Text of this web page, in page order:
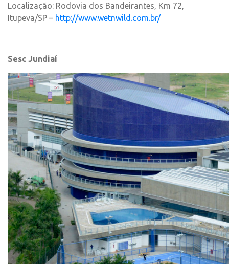
Localização: Rodovia dos Bandeirantes, Km 72,
Itupeva/SP – http://www.wetnwild.com.br/
Sesc Jundiaí